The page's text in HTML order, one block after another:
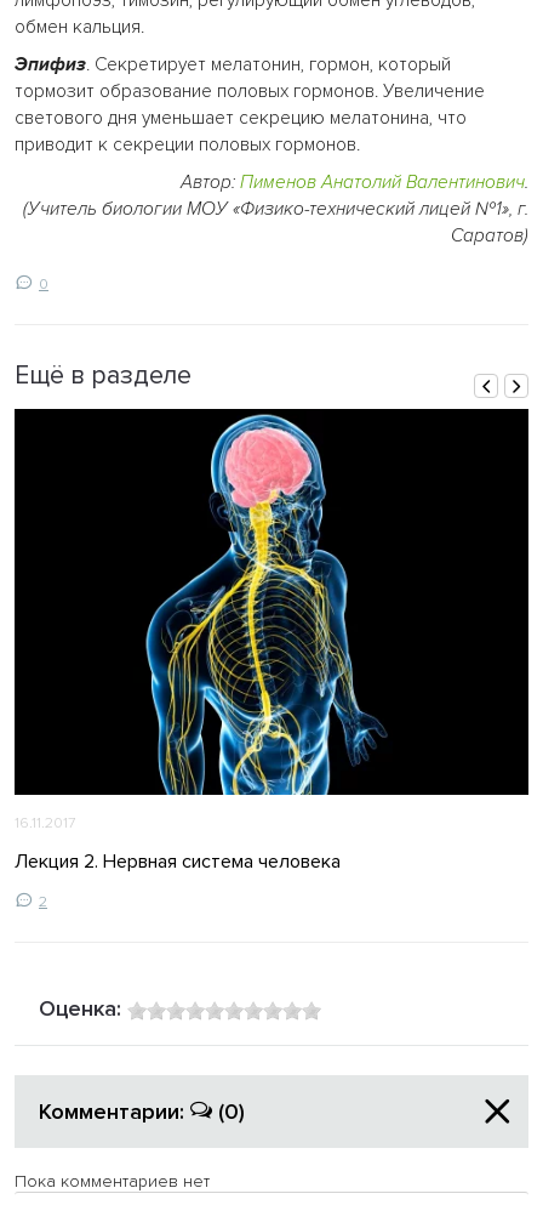
обмен кальция.
Эпифиз. Секретирует мелатонин, гормон, который
тормозит образование половых гормонов. Увеличение
светового дня уменьшает секрецию мелатонина, что
приводит к секреции половых гормонов.
Автор: Пименов Анатолий Валентинович.
(Учитель биологии МОУ «Физико-технический лицей №1», г.
Саратов)
0
Ещё в разделе
16.11.2017
Лекция 2. Нервная система человека
2
Оценка:
Комментарии: (0)
Пока комментариев нет